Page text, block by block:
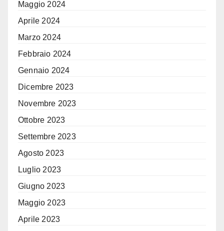
Maggio 2024
Aprile 2024
Marzo 2024
Febbraio 2024
Gennaio 2024
Dicembre 2023
Novembre 2023
Ottobre 2023
Settembre 2023
Agosto 2023
Luglio 2023
Giugno 2023
Maggio 2023
Aprile 2023